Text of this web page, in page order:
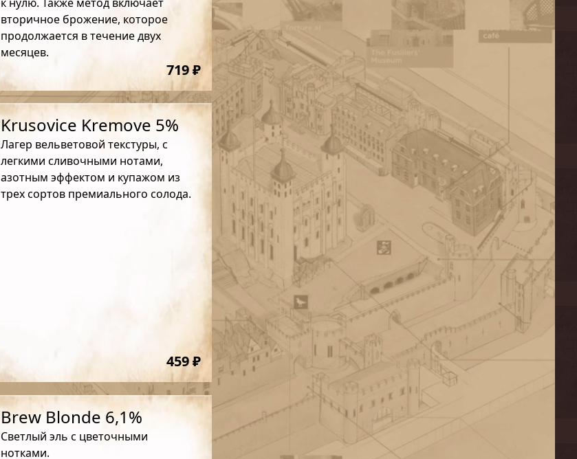
вторичное брожение, которое
продолжается в течение двух
месяцев.
719 ₽
Krusovice Kremove 5%
Лагер вельветовой текстуры, с
легкими сливочными нотами,
азотным эффектом и купажом из
трех сортов премиального солода.
459 ₽
Brew Blonde 6,1%
Светлый эль с цветочными
нотками.